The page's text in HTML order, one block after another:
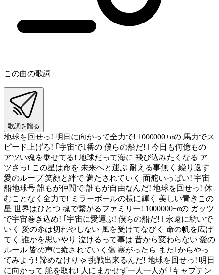
この曲の歌詞
歌詞を贈る
地球を回せっ! 明日に向かって全力で! 1000000+αの 馬力でス
ピード上げろ! ｢宇宙で1番の 僕らの船だ!｣ 今日も何億もの
アツい魂を乗せてる! 地球だって海に 飛び込みたくなる ア
ツさっ! この星は命を 未来へと運ぶ 耐える事無く 繰り返す
愛のループ 笑顔と絆で 満たされていく 面舵いっぱい! 宇宙
船地球号 誰もが仲間で 誰もが自由なんだ! 地球を回せっ! 休
むことなく全力で! ミラーボールの様に輝く 美しい青きこの
星 世界はひとつ 魂で繋がるファミリー! 1000000+αの ガッツ
で宇宙巻き込め! ｢宇宙に愛運ぶ! 僕らの船だ!｣ 永遠に紡いで
いく 愛の糸は切れやしない 風を受けてなびく 命の帆を広げ
てく 誰かを思いやり 泣けるって事は 昔から変わらない 愛の
ルール 皆の声に癒されていく傷 塞がったら また1からやっ
てみよう! 諦めなけりゃ 挑戦出来るんだ! 地球を回せっ! 明日
に向かって 舵を取れ! 人にまかせず一人一人が ｢キャプテン